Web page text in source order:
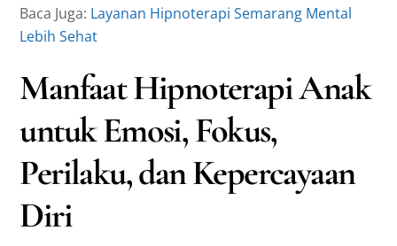
Baca Juga: Layanan Hipnoterapi Semarang Mental
Lebih Sehat
Manfaat Hipnoterapi Anak
untuk Emosi, Fokus,
Perilaku, dan Kepercayaan
Diri